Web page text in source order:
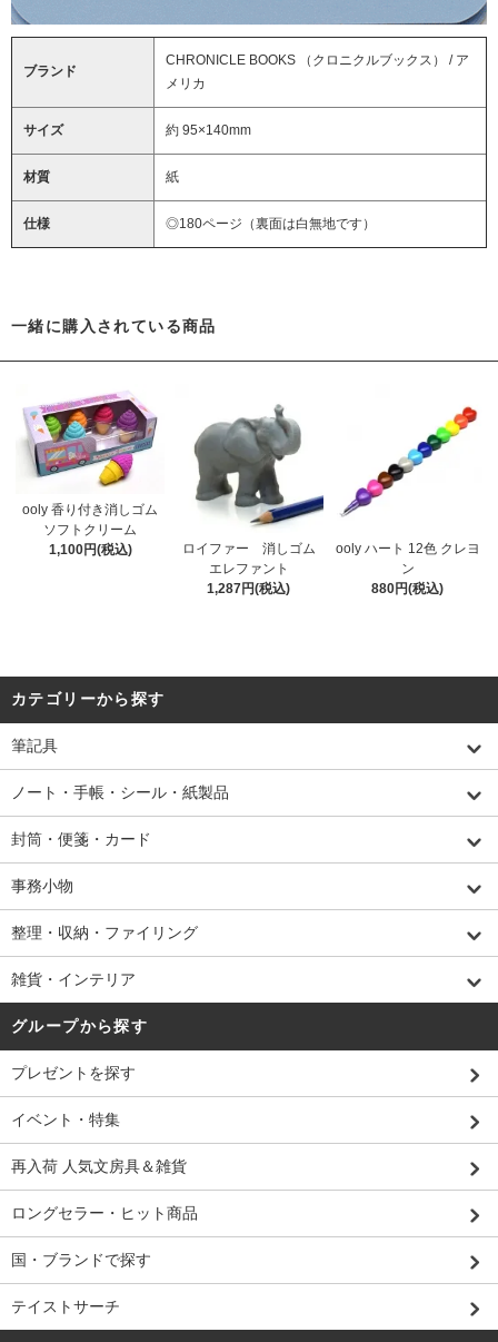
ブランド
CHRONICLE BOOKS （クロニクルブックス） / ア
メリカ
サイズ 約 95×140mm
材質 紙
仕様 ◎180ページ（裏面は白無地です）
一緒に購入されている商品
ooly 香り付き消しゴム
ソフトクリーム
1,100円(税込)
ロイファー 消しゴム
エレファント
1,287円(税込)
ooly ハート 12色 クレヨ
ン
880円(税込)
カテゴリーから探す
筆記具
ノート・手帳・シール・紙製品
封筒・便箋・カード
事務小物
整理・収納・ファイリング
雑貨・インテリア
グループから探す
プレゼントを探す
イベント・特集
再入荷 人気文房具＆雑貨
ロングセラー・ヒット商品
国・ブランドで探す
テイストサーチ